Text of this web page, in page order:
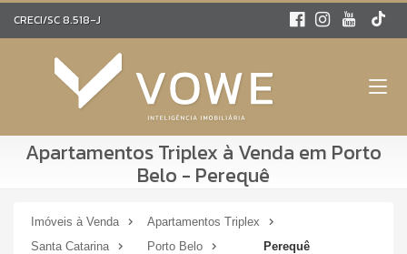
CRECI/SC 8.518-J
Apartamentos Triplex à Venda em Porto
Belo - Perequê
Imóveis à Venda
Apartamentos Triplex
Santa Catarina
Porto Belo Perequê